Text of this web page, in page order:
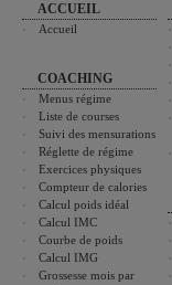
ACCUEIL
Accueil
COACHING
Menus régime
Liste de courses
Suivi des mensurations
Réglette de régime
Exercices physiques
Compteur de calories
Calcul poids idéal
Calcul IMC
Courbe de poids
Calcul IMG
Grossesse mois par